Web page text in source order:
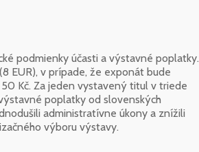
podmienky účasti a výstavné poplatky.
EUR), v prípade, že exponát bude
Kč. Za jeden vystavený titul v triede
poplatky od slovenských
administratívne úkony a znížili
výboru výstavy.